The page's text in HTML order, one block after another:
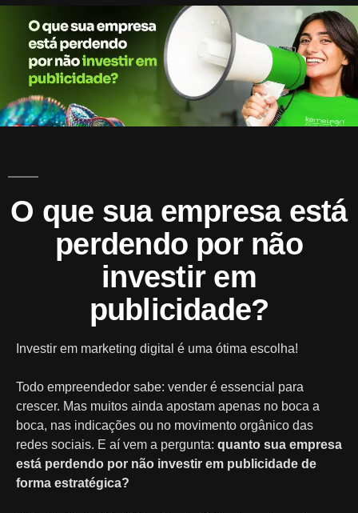
O que sua empresa está
perdendo por não
investir em
publicidade?
Investir em marketing digital é uma ótima escolha!
Todo empreendedor sabe: vender é essencial para
crescer. Mas muitos ainda apostam apenas no boca a
boca, nas indicações ou no movimento orgânico das
redes sociais. E aí vem a pergunta: quanto sua empresa
está perdendo por não investir em publicidade de
forma estratégica?